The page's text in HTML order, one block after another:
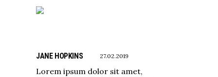
JANE HOPKINS 27.02.2019
Lorem ipsum dolor sit amet,